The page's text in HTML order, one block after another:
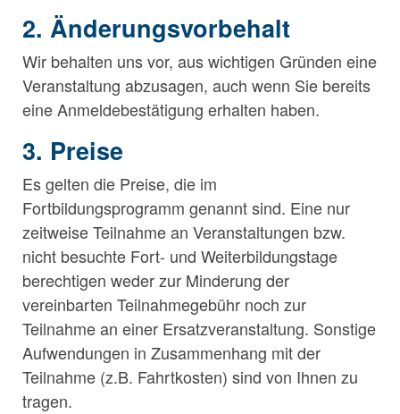
2. Änderungsvorbehalt
Wir behalten uns vor, aus wichtigen Gründen eine
Veranstaltung abzusagen, auch wenn Sie bereits
eine Anmeldebestätigung erhalten haben.
3. Preise
Es gelten die Preise, die im
Fortbildungsprogramm genannt sind. Eine nur
zeitweise Teilnahme an Veranstaltungen bzw.
nicht besuchte Fort- und Weiterbildungstage
berechtigen weder zur Minderung der
vereinbarten Teilnahmegebühr noch zur
Teilnahme an einer Ersatzveranstaltung. Sonstige
Aufwendungen in Zusammenhang mit der
Teilnahme (z.B. Fahrtkosten) sind von Ihnen zu
tragen.